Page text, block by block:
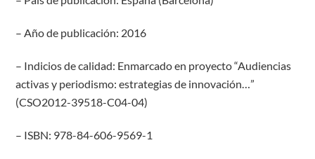
– Año de publicación: 2016
– Indicios de calidad: Enmarcado en proyecto “Audiencias
activas y periodismo: estrategias de innovación…”
(CSO2012-39518-C04-04)
– ISBN: 978-84-606-9569-1